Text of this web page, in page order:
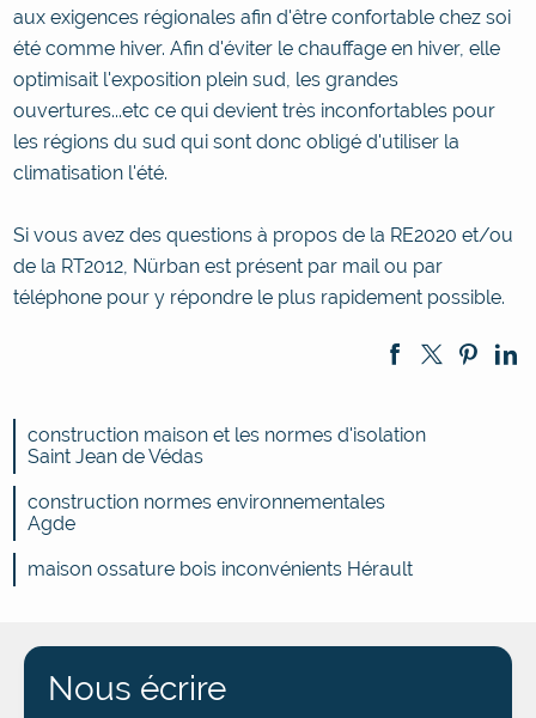
aux exigences régionales afin d'être confortable chez soi
été comme hiver. Afin d'éviter le chauffage en hiver, elle
optimisait l'exposition plein sud, les grandes
ouvertures...etc ce qui devient très inconfortables pour
les régions du sud qui sont donc obligé d'utiliser la
climatisation l'été.
Si vous avez des questions à propos de la RE2020 et/ou
de la RT2012, Nürban est présent par mail ou par
téléphone pour y répondre le plus rapidement possible.
construction maison et les normes d'isolation
Saint Jean de Védas
construction normes environnementales
Agde
maison ossature bois inconvénients Hérault
Nous écrire